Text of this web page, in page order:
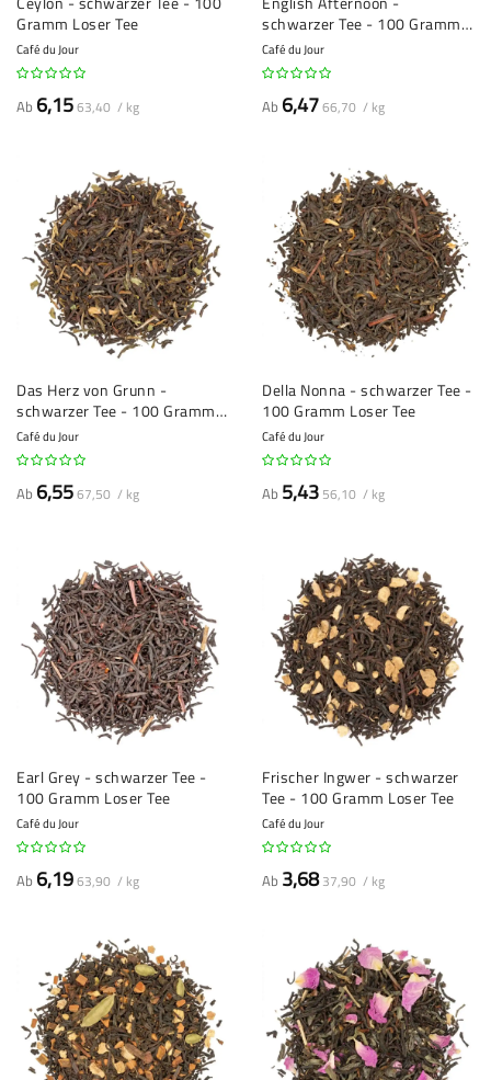
Gramm Loser Tee
Café du Jour
Ab 6,1563,40 / kg
schwarzer Tee - 100 Gramm
Loser Tee
Café du Jour
Ab 6,4766,70 / kg
Das Herz von Grunn -
schwarzer Tee - 100 Gramm
Loser Tee
Café du Jour
Ab 6,5567,50 / kg
Della Nonna - schwarzer Tee -
100 Gramm Loser Tee
Café du Jour
Ab 5,43 56,10 / kg
Earl Grey - schwarzer Tee -
100 Gramm Loser Tee
Café du Jour
Ab 6,1963,90 / kg
Frischer Ingwer - schwarzer
Tee - 100 Gramm Loser Tee
Café du Jour
Ab 3,68 37,90 / kg